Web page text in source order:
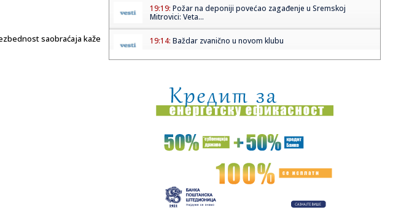
saobraćaja kaže
19:19: Požar na deponiji povećao zagađenje u Sremskoj
Mitrovici: Veta...
19:14: Baždar zvanično u novom klubu
19:12:Holivud okrenuo leđa Džaredu Letu? Ostao bez glavne
uloge nakon...
19:07:Najniža godišnja inflacija u Grčkoj u zadnjih pet meseci
Sergej Trifunović dao iskaz policiji; Evo šta je rekao o
19:03:Zašto Zelenski baš sad stiže u Srbiju